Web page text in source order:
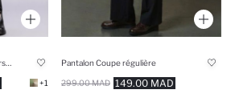
+1
Pantalon Coupe régulière
149.00 MAD
299.00 MAD